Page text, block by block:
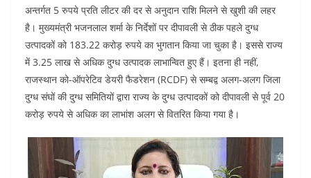
अन्तर्गत 5 रुपये प्रति लीटर की दर से अनुदान राशि मिलने से खुशी की लहर
है। मुख्यमंत्री भजनलाल शर्मा के निर्देशों पर दीपावली से ठीक पहले दुग्ध
उत्पादकों को 183.22 करोड़ रुपये का भुगतान किया जा चुका है। इससे राज्य
में 3.25 लाख से अधिक दुग्ध उत्पादक लाभान्वित हुए हैं। इतना ही नहीं,
राजस्थान को-ऑपरेटिव डेयरी फैडरेशन (RCDF) से सम्बद्व अलग-अलग जिला
दुग्ध संघों की दुग्ध समितियों द्वारा राज्य के दुग्ध उत्पादकों को दीपावली से पूर्व 20
करोड़ रुपये से अधिक का लाभांश अलग से वितरित किया गया है।